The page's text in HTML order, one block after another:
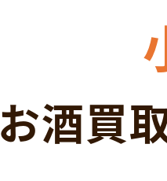
お酒買